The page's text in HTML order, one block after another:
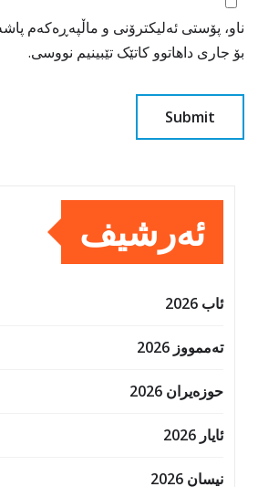
ناو، پۆستی ئەلیکترۆنی و ماڵپەڕەکەم
بۆ جاری داهاتوو کاتێک تێبینیم نووسی.
ئەرشیف
ئاب 2026
تەممووز 2026
حوزه‌یران 2026
ئایار 2026
نیسان 2026